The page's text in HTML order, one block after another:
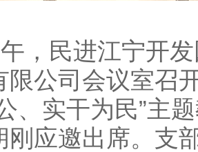
，民进江宁开
限公司会议室召
、实干为民”主
刚应邀出席。支